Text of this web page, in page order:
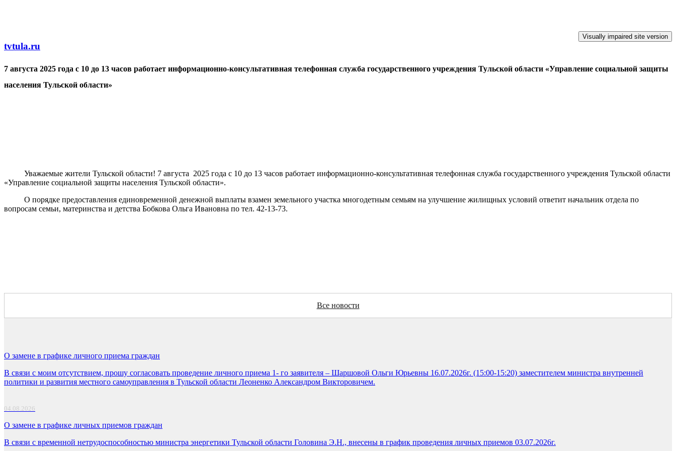
tvtula.ru
7 августа 2025 года с 10 до 13 часов работает информационно-консультативная телефонная служба государственного учреждения Тульской области «Управление социальной защиты
населения Тульской области»
Уважаемые жители Тульской области! 7 августа 2025 года с 10 до 13 часов работает информационно-консультативная телефонная служба государственного учреждения Тульской области
«Управление социальной защиты населения Тульской области».
О порядке предоставления единовременной денежной выплаты взамен земельного участка многодетным семьям на улучшение жилищных условий ответит начальник отдела по
вопросам семьи, материнства и детства Бобкова Ольга Ивановна по тел. 42-13-73.
Все новости
О замене в графике личного приема граждан
В связи с моим отсутствием, прошу согласовать проведение личного приема 1- го заявителя – Шаршовой Ольги Юрьевны 16.07.2026г. (15:00-15:20) заместителем министра внутренней
политики и развития местного самоуправления в Тульской области Леоненко Александром Викторовичем.
04.08.2026
О замене в графике личных приемов граждан
В связи с временной нетрудоспособностью министра энергетики Тульской области Головина Э.Н., внесены в график проведения личных приемов 03.07.2026г.